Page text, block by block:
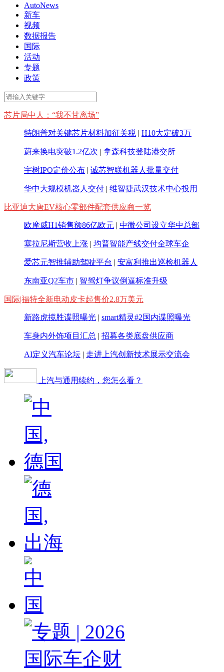
AutoNews
新车
视频
数据报告
国际
活动
专题
政策
芯片局中人：“我不甘离场”
特朗普对关键芯片材料加征关税 | H10大定破3万
蔚来换电突破1.2亿次 | 拿森科技登陆港交所
宇树IPO定价公布 | 诚芯智联机器人批量交付
华中大规模机器人交付 | 维智捷武汉技术中心投用
比亚迪大唐EV核心零部件配套供应商一览
欧摩威H1销售额86亿欧元 | 中微公司设立华中总部
塞拉尼斯营收上涨 | 均普智能产线交付全球车企
​爱芯元智推辅助驾驶平台 | 安富利推出巡检机器人
东南亚Q2车市 | 智驾灯争议倒逼标准升级
国际|福特全新电动皮卡起售价2.8万美元
新路虎揽胜谍照曝光 | smart精灵#2国内谍照曝光
车身内外饰项目汇总 | 招募各类底盘供应商
AI定义汽车论坛 | 走进上汽创新技术展示交流会
上汽与通用续约，您怎么看？